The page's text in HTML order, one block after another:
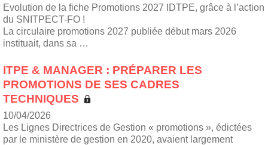
Evolution de la fiche Promotions 2027 IDTPE, grâce à l’action
du SNITPECT-FO !
La circulaire promotions 2027 publiée début mars 2026
instituait, dans sa …
ITPE & MANAGER : PRÉPARER LES
PROMOTIONS DE SES CADRES
TECHNIQUES
10/04/2026
Les Lignes Directrices de Gestion « promotions », édictées
par le ministère de gestion en 2020, avaient largement